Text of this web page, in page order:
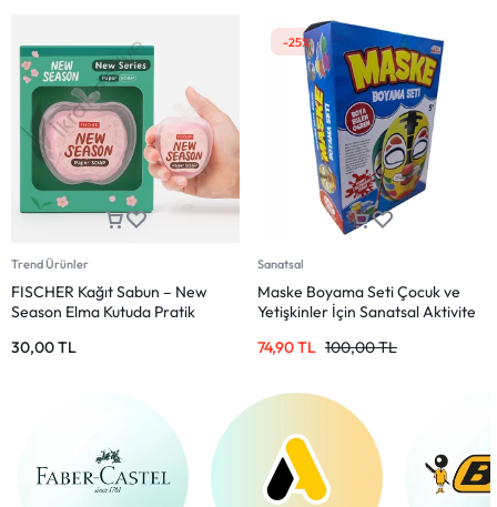
Trend Ürünler
FISCHER Kağıt Sabun – New
Season Elma Kutuda Pratik
30,00TL
-25%
Sanatsal
Maske Boyama Seti Çocuk ve
Yetişkinler İçin Sanatsal Aktivite
100,00TL
74,90TL